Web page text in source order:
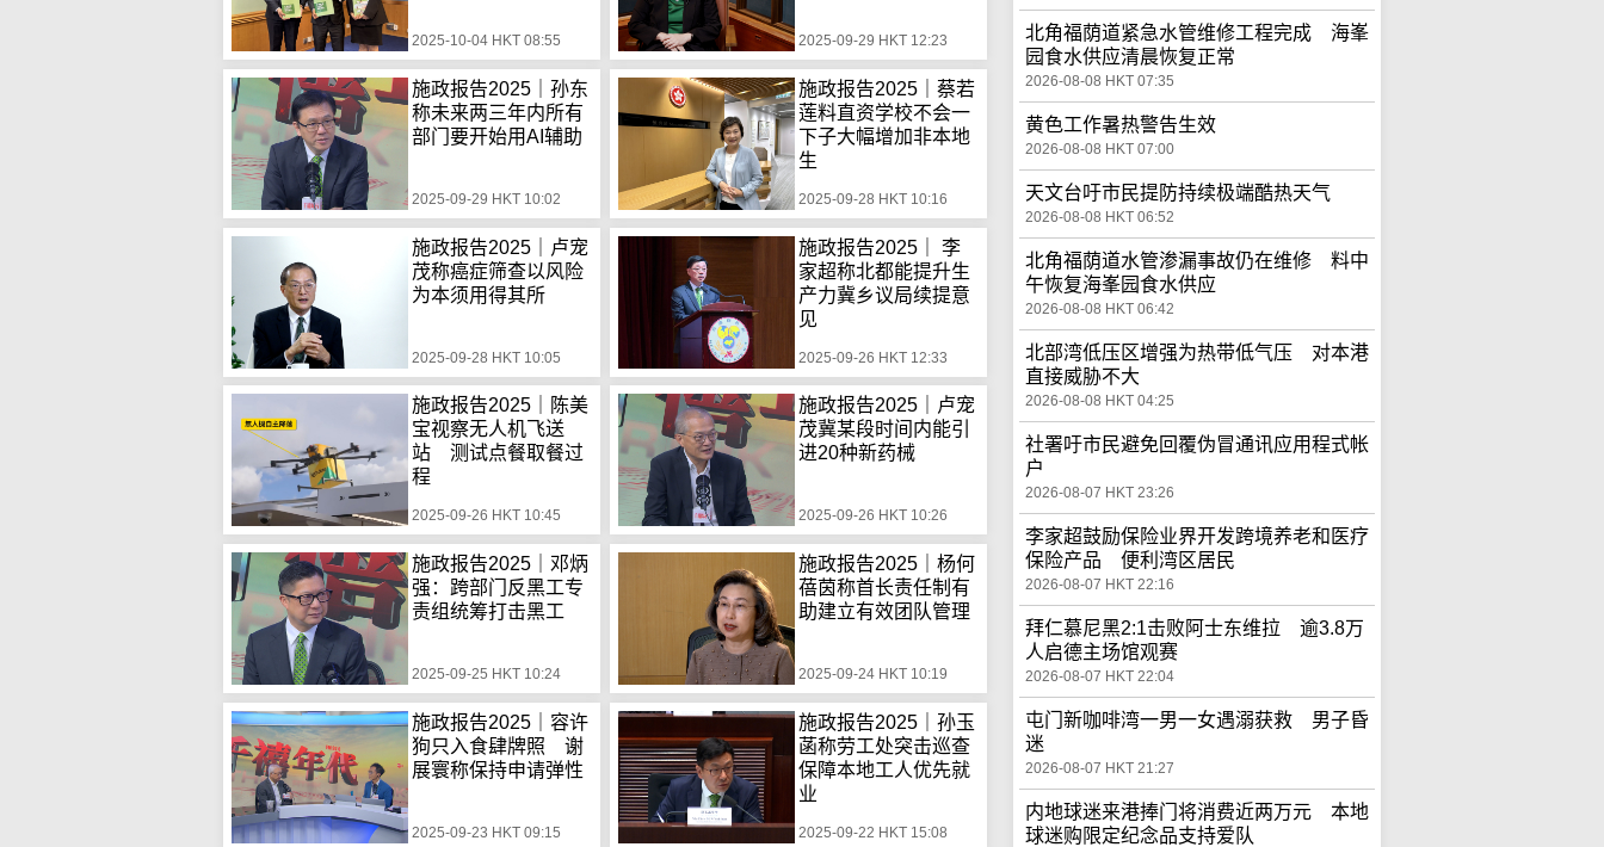
2025-10-04 HKT 08:55 2025-09-29 HKT 12:23
施政报告2025｜孙东
称未来两三年内所有
部门要开始用AI辅助
2025-09-29 HKT 10:02
施政报告2025｜蔡若
莲料直资学校不会一
下子大幅增加非本地
生
2025-09-28 HKT 10:16
施政报告2025｜卢宠
茂称癌症筛查以风险
为本须用得其所
2025-09-28 HKT 10:05
施政报告2025｜ 李
家超称北都能提升生
产力冀乡议局续提意
见
2025-09-26 HKT 12:33
施政报告2025｜陈美
宝视察无人机飞送
站 测试点餐取餐过
程
2025-09-26 HKT 10:45
施政报告2025｜卢宠
茂冀某段时间内能引
进20种新药械
2025-09-26 HKT 10:26
施政报告2025｜邓炳
强：跨部门反黑工专
责组统筹打击黑工
2025-09-25 HKT 10:24
施政报告2025｜杨何
蓓茵称首长责任制有
助建立有效团队管理
2025-09-24 HKT 10:19
施政报告2025｜容许
狗只入食肆牌照 谢
展寰称保持申请弹性
2025-09-23 HKT 09:15
施政报告2025｜孙玉
菡称劳工处突击巡查
保障本地工人优先就
业
2025-09-22 HKT 15:08
北角福荫道紧急水管维修工程完成 海峯
园食水供应清晨恢复正常
2026-08-08 HKT 07:35
黄色工作暑热警告生效
2026-08-08 HKT 07:00
天文台吁市民提防持续极端酷热天气
2026-08-08 HKT 06:52
北角福荫道水管渗漏事故仍在维修 料中
午恢复海峯园食水供应
2026-08-08 HKT 06:42
北部湾低压区增强为热带低气压 对本港
直接威胁不大
2026-08-08 HKT 04:25
社署吁市民避免回覆伪冒通讯应用程式帐
户
2026-08-07 HKT 23:26
李家超鼓励保险业界开发跨境养老和医疗
保险产品 便利湾区居民
2026-08-07 HKT 22:16
拜仁慕尼黑2:1击败阿士东维拉 逾3.8万
人启德主场馆观赛
2026-08-07 HKT 22:04
屯门新咖啡湾一男一女遇溺获救 男子昏
迷
2026-08-07 HKT 21:27
内地球迷来港捧门将消费近两万元 本地
球迷购限定纪念品支持爱队